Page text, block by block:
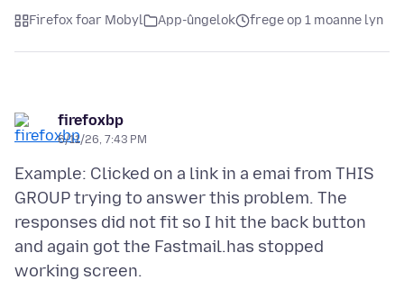
Firefox foar Mobyl App-ûngelok frege op 1 moanne lyn
firefoxbp
6/11/26, 7:43 PM
Example: Clicked on a link in a emai from THIS
GROUP trying to answer this problem. The
responses did not fit so I hit the back button
and again got the Fastmail.has stopped